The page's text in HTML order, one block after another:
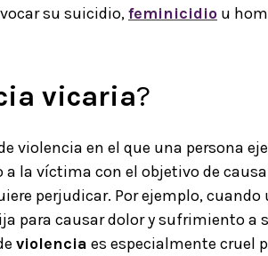
su suicidio,feminicidio u
vicaria?
violencia en el que una persona
la víctima con el objetivo de
perjudicar. Por ejemplo, cuando
para causar dolor y sufrimiento a
violencia es especialmente cruel